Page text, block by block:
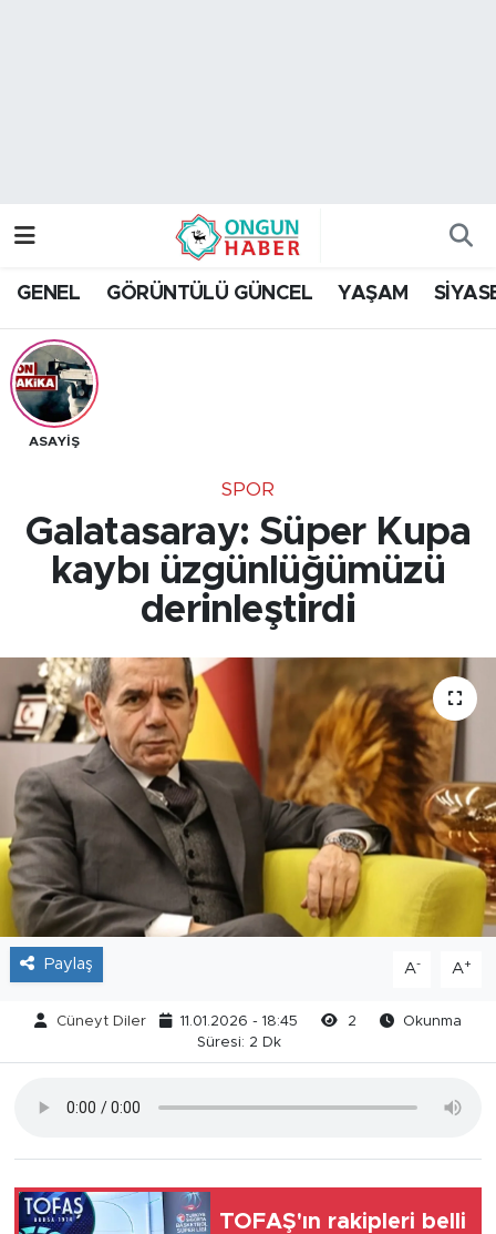
GENEL GÖRÜNTÜLÜ GÜNCEL YAŞAM
ASAYİŞ
SPOR
Galatasaray: Süper Kupa
kaybı üzgünlüğümüzü
derinleştirdi
Paylaş A- A+
Cüneyt Diler 11.01.2026 - 18:45 2
Okunma
Süresi: 2 Dk
TOFAŞ'ın rakipleri belli
Trafik Durumu
Tüm Manşetler
Son Dakika Haberleri